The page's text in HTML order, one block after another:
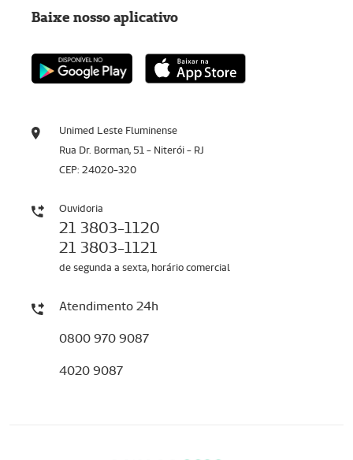
Unimed Leste Fluminense
Rua Dr. Borman, 51 - Niterói - RJ
CEP: 24020-320
Ouvidoria
21 3803-1120
21 3803-1121
de segunda a sexta, horário comercial
Atendimento 24h
0800 970 9087
4020 9087
Baixe nosso aplicativo